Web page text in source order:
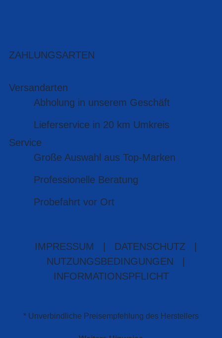
ZAHLUNGSARTEN
Versandarten
Abholung in unserem Geschäft
Lieferservice in 20 km Umkreis
Service
Große Auswahl aus Top-Marken
Professionelle Beratung
Probefahrt vor Ort
IMPRESSUM DATENSCHUTZ
NUTZUNGSBEDINGUNGEN
INFORMATIONSPFLICHT
* Unverbindliche Preisempfehlung des Herstellers